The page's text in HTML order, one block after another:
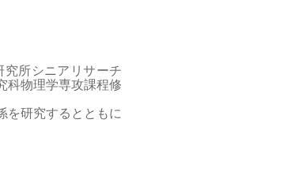
究所シニアリサーチ
科物理学専攻課程修
を研究するとともに